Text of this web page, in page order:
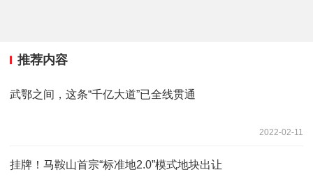
推荐内容
武鄂之间，这条“千亿大道”已全线贯通
2022-02-11
挂牌！马鞍山首宗“标准地2.0”模式地块出让